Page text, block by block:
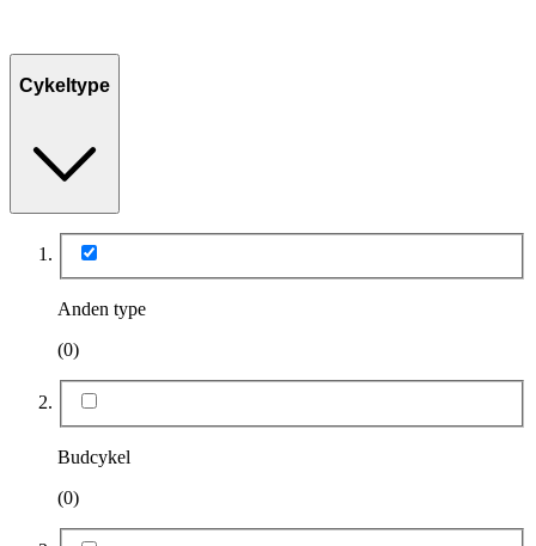
Cykeltype
Anden type
(0)
Budcykel
(0)